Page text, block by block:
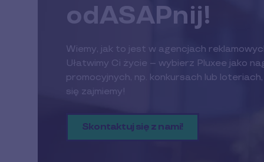
odASAPnij!
Wiemy, jak to jest w agencjach
Ułatwimy Ci życie – wybierz Pluxee jako
promocyjnych, np. konkursach lub
się zajmiemy!
Skontaktuj się z nami!